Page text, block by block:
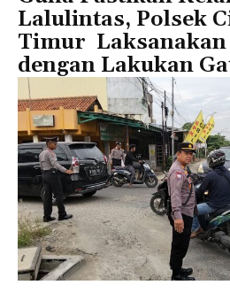
Lalulintas, Polsek
Timur Laksanakan
dengan Lakukan